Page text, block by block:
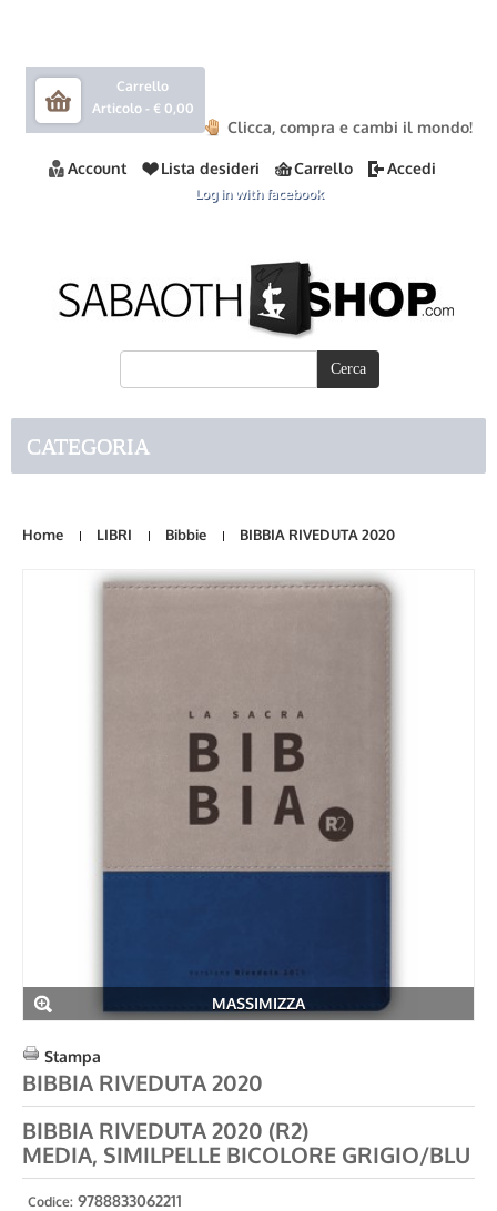
Carrello
Articolo - € 0,00
Clicca, compra e cambi il mondo!
Account Lista desideri Carrello Accedi
Log in with facebook
CATEGORIA
Home LIBRI Bibbie BIBBIA RIVEDUTA 2020
MASSIMIZZA
Stampa
BIBBIA RIVEDUTA 2020
BIBBIA RIVEDUTA 2020 (R2)
MEDIA, SIMILPELLE BICOLORE GRIGIO/BLU
Codice: 9788833062211